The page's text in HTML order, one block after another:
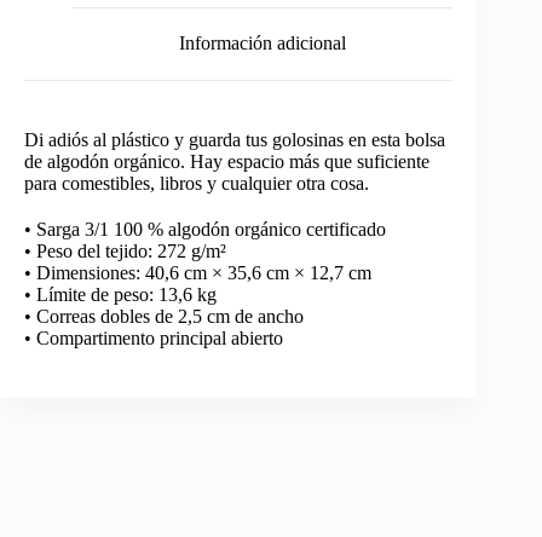
Información adicional
Di adiós al plástico y guarda tus golosinas en esta bolsa
de algodón orgánico. Hay espacio más que suficiente
para comestibles, libros y cualquier otra cosa.
• Sarga 3/1 100 % algodón orgánico certificado
• Peso del tejido: 272 g/m²
• Dimensiones: 40,6 cm × 35,6 cm × 12,7 cm
• Límite de peso: 13,6 kg
• Correas dobles de 2,5 cm de ancho
• Compartimento principal abierto